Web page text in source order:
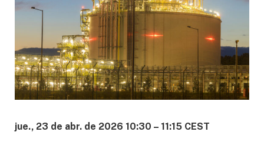
jue., 23 de abr. de 2026 10:30 – 11:15 CEST